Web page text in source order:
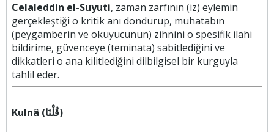
Celaleddin el-Suyuti, zaman zarfının (iz) eylemin
gerçekleştiği o kritik anı dondurup, muhatabın
(peygamberin ve okuyucunun) zihnini o spesifik ilahi
bildirime, güvenceye (teminata) sabitlediğini ve
dikkatleri o ana kilitlediğini dilbilgisel bir kurguyla
tahlil eder.
Kulnâ (قُلْنَا)